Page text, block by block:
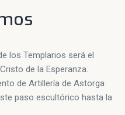
los Templarios será el
de la Esperanza.
de Artillería de Astorga
paso escultórico hasta la